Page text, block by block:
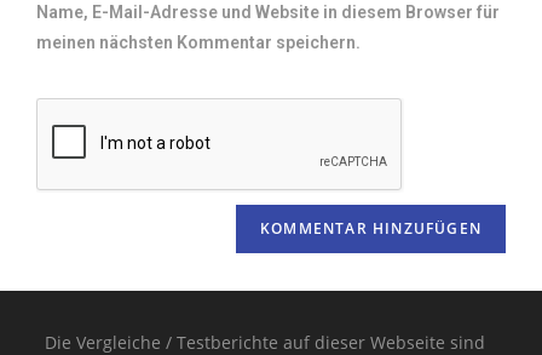
Name, E-Mail-Adresse und Website in diesem Browser für
meinen nächsten Kommentar speichern.
Die Vergleiche / Testberichte auf dieser Webseite sind